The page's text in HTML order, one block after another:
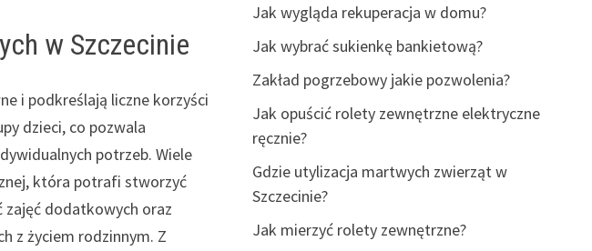
w Szczecinie
i podkreślają liczne korzyści
dzieci, co pozwala
potrzeb. Wiele
która potrafi stworzyć
zajęć dodatkowych oraz
z życiem rodzinnym. Z
Jak wygląda rekuperacja w domu?
Jak wybrać sukienkę bankietową?
Zakład pogrzebowy jakie pozwolenia?
Jak opuścić rolety zewnętrzne elektryczne
ręcznie?
Gdzie utylizacja martwych zwierząt w
Szczecinie?
Jak mierzyć rolety zewnętrzne?